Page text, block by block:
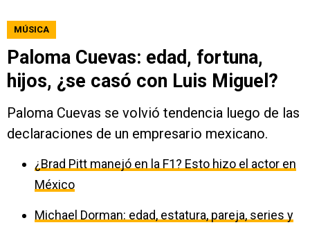
MÚSICA
Paloma Cuevas: edad, fortuna,
hijos, ¿se casó con Luis Miguel?
Paloma Cuevas se volvió tendencia luego de las
declaraciones de un empresario mexicano.
¿Brad Pitt manejó en la F1? Esto hizo el actor en
México
Michael Dorman: edad, estatura, pareja, series y